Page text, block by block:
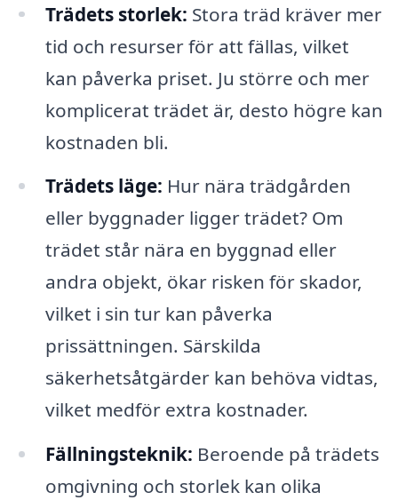
Trädets storlek: Stora träd kräver mer
tid och resurser för att fällas, vilket
kan påverka priset. Ju större och mer
komplicerat trädet är, desto högre kan
kostnaden bli.
Trädets läge: Hur nära trädgården
eller byggnader ligger trädet? Om
trädet står nära en byggnad eller
andra objekt, ökar risken för skador,
vilket i sin tur kan påverka
prissättningen. Särskilda
säkerhetsåtgärder kan behöva vidtas,
vilket medför extra kostnader.
Fällningsteknik: Beroende på trädets
omgivning och storlek kan olika